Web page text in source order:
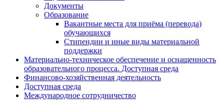
Документы
Образование
Вакантные места для приёма (перевода)
обучающихся
Стипендии и иные виды материальной
поддержки
Материально-техническое обеспечение и оснащенность
образовательного процесса. Доступная среда
Финансово-хозяйственная деятельность
Доступная среда
Международное сотрудничество